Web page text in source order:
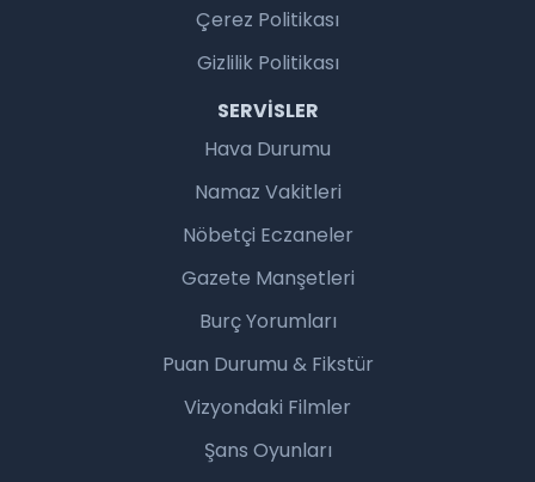
Çerez Politikası
Gizlilik Politikası
SERVISLER
Hava Durumu
Namaz Vakitleri
Nöbetçi Eczaneler
Gazete Manşetleri
Burç Yorumları
Puan Durumu & Fikstür
Vizyondaki Filmler
Şans Oyunları